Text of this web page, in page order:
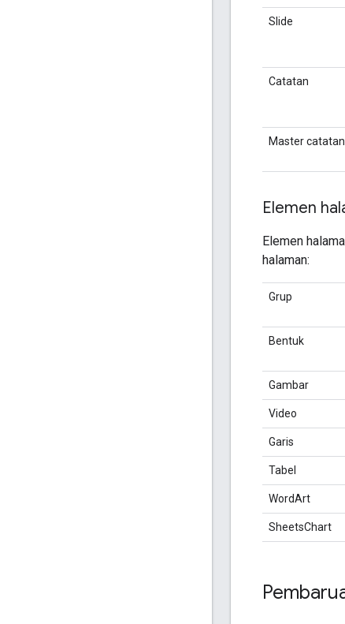
Slide
Catatan
Master catatan
Elemen
Elemen
halaman:
Grup
Bentuk
Gambar
Video
Garis
Tabel
WordArt
SheetsChart